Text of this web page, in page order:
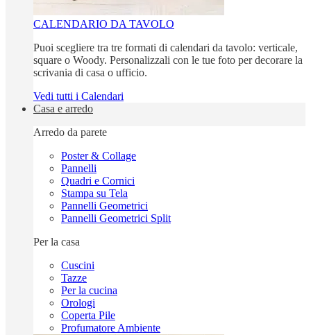
CALENDARIO DA TAVOLO
Puoi scegliere tra tre formati di calendari da tavolo: verticale,
square o Woody. Personalizzali con le tue foto per decorare la
scrivania di casa o ufficio.
Vedi tutti i Calendari
Casa e arredo
Arredo da parete
Poster & Collage
Pannelli
Quadri e Cornici
Stampa su Tela
Pannelli Geometrici
Pannelli Geometrici Split
Per la casa
Cuscini
Tazze
Per la cucina
Orologi
Coperta Pile
Profumatore Ambiente